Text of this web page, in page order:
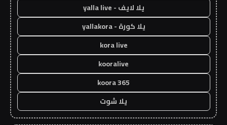
يلا لايف - yalla live
يلا كورة - yallakora
kora live
kooralive
koora 365
يلا شوت